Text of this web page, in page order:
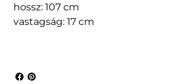
hossz: 107 cm
vastagság: 17 cm